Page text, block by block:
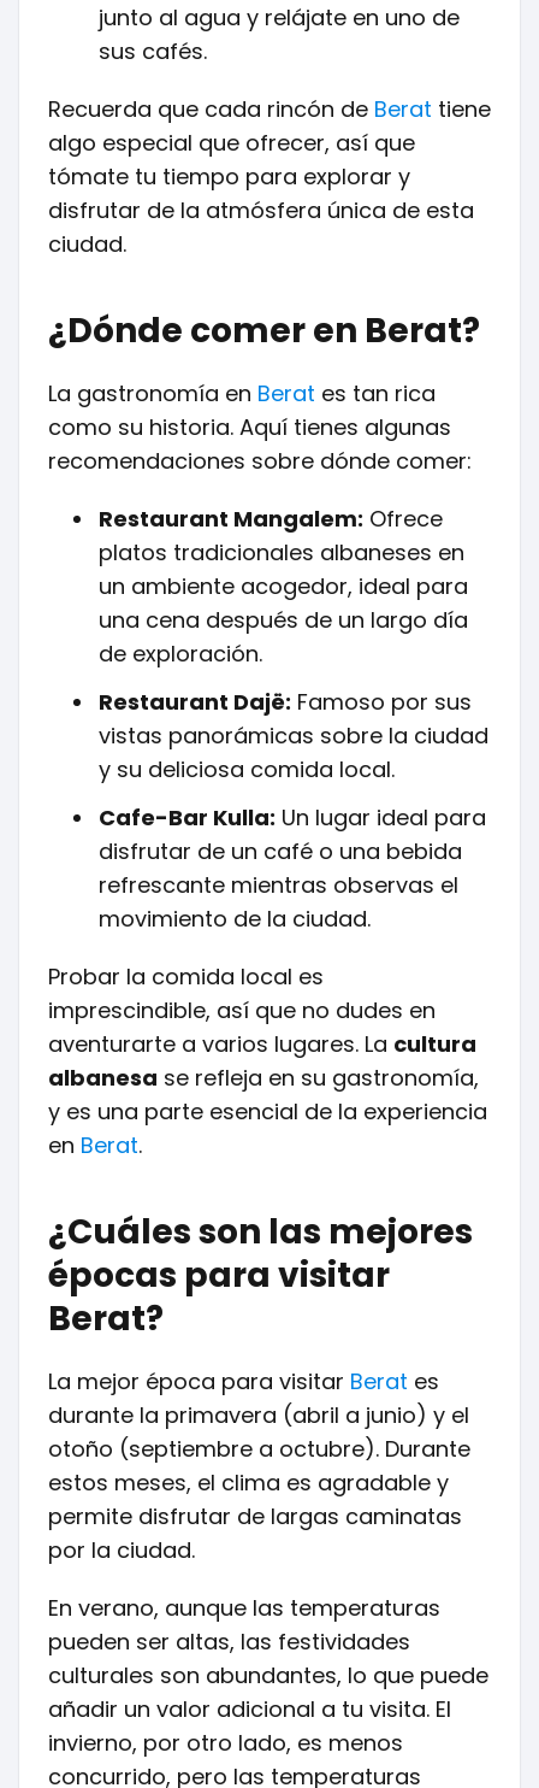
junto al agua y relájate en uno de
sus cafés.
Recuerda que cada rincón de Berat tiene
algo especial que ofrecer, así que
tómate tu tiempo para explorar y
disfrutar de la atmósfera única de esta
ciudad.
¿Dónde comer en Berat?
La gastronomía en Berat es tan rica
como su historia. Aquí tienes algunas
recomendaciones sobre dónde comer:
Restaurant Mangalem: Ofrece
platos tradicionales albaneses en
un ambiente acogedor, ideal para
una cena después de un largo día
de exploración.
Restaurant Dajë: Famoso por sus
vistas panorámicas sobre la ciudad
y su deliciosa comida local.
Cafe-Bar Kulla: Un lugar ideal para
disfrutar de un café o una bebida
refrescante mientras observas el
movimiento de la ciudad.
Probar la comida local es
imprescindible, así que no dudes en
aventurarte a varios lugares. La cultura
albanesa se refleja en su gastronomía,
y es una parte esencial de la experiencia
en Berat.
¿Cuáles son las mejores
épocas para visitar
Berat?
La mejor época para visitar Berat es
durante la primavera (abril a junio) y el
otoño (septiembre a octubre). Durante
estos meses, el clima es agradable y
permite disfrutar de largas caminatas
por la ciudad.
En verano, aunque las temperaturas
pueden ser altas, las festividades
culturales son abundantes, lo que puede
añadir un valor adicional a tu visita. El
invierno, por otro lado, es menos
concurrido, pero las temperaturas